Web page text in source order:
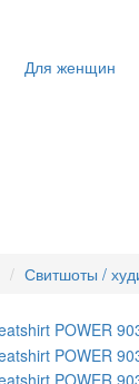
Для женщин
Свитшоты /